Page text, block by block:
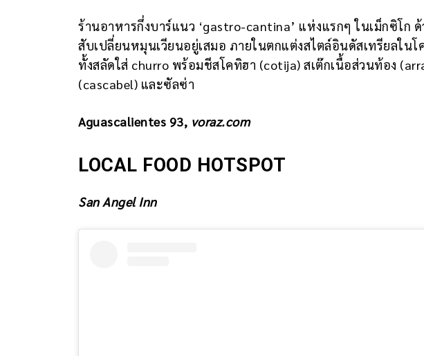
ร้านอาหารกึ่งบาร์แนว ‘gastro-cantina’ แห่งแรกๆ ในเม็กซิโก
สับเปลี่ยนหมุนเวียนอยู่เสมอ ภายในตกแต่งสไตล์อินดัสเทรียลใน
ทั้งสลัดใส่ churro พร้อมชีสโคทิฮา (cotija) สเต๊กเนื้อส่วนท้อง
(cascabel) และซัลซ่า
Aguascalientes 93, voraz.com
LOCAL FOOD HOTSPOT
San Angel Inn